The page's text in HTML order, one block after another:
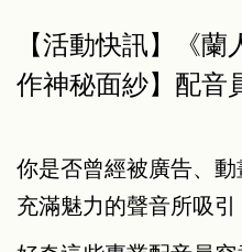
【活動快訊】《
作神秘面紗】配音
你是否曾經被廣告、
充滿魅力的聲音所吸引